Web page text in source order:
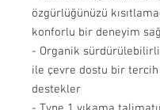
özgürlüğünüzü
konforlu bir deneyim
- Organik
ile çevre dostu bir tercih
destekler